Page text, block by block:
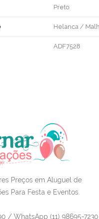
Preto
Helanca /
ADF7528
Preços em Aluguel de
Para Festa e Eventos.
/ WhatsApp (11) 98695-7230